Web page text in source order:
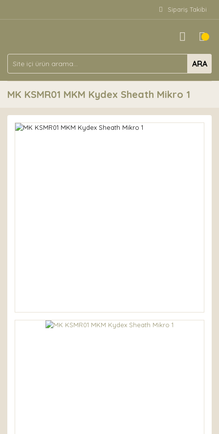
Sipariş Takibi
ARA
MK KSMR01 MKM Kydex Sheath Mikro 1